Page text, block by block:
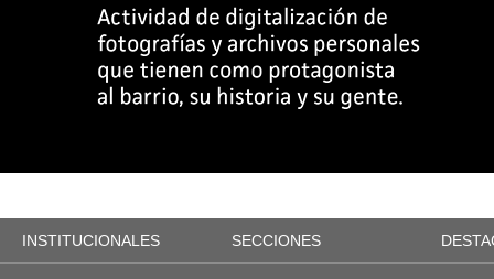
INSTITUCIONALES SECCIONES